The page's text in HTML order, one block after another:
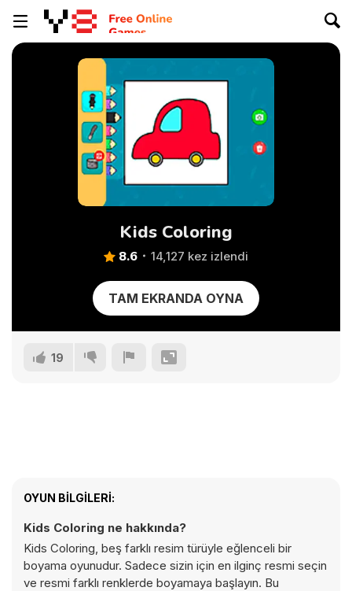
Kids Coloring
8.6 14,127 kez izlendi
TAM EKRANDA OYNA
19
OYUN BILGILERI:
Kids Coloring ne hakkında?
Kids Coloring, beş farklı resim türüyle eğlenceli bir
boyama oyunudur. Sadece sizin için en ilginç resmi seçin
ve resmi farklı renklerde boyamaya başlayın. Bu